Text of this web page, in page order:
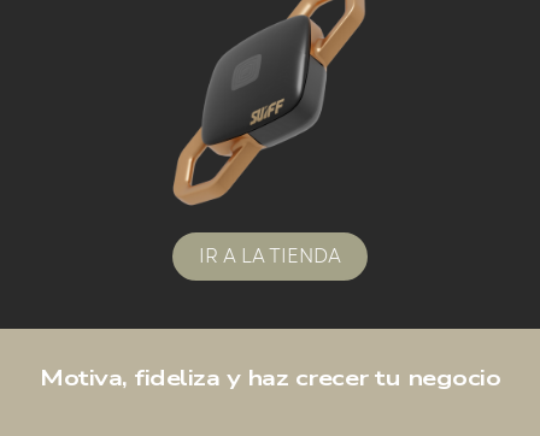
IR A LA TIENDA
Motiva, fideliza y haz crecer tu negocio